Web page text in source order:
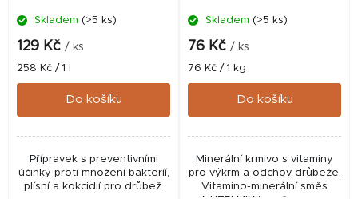
Skladem (>5 ks)
129 Kč / ks
Měrná
cena:
258 Kč / 1 l
Do košíku
Přípravek s preventivními
účinky proti množení bakteríí,
plísní a kokcidií pro drůbež.
Skladem (>5 ks)
76 Kč / ks
Měrná
cena:
76 Kč / 1 kg
Do košíku
Minerální krmivo s vitaminy
pro výkrm a odchov drůbeže.
Vitamino-minerální směs